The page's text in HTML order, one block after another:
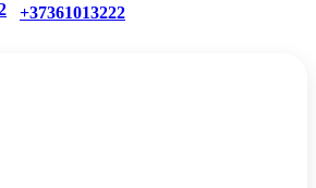
+37361013222